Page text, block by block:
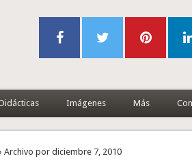
Imágenes Más
› Archivo por diciembre 7, 2010